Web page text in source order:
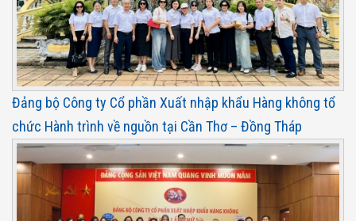
Đảng bộ Công ty Cổ phần Xuất nhập khẩu Hàng không tổ
chức Hành trình về nguồn tại Cần Thơ – Đồng Tháp